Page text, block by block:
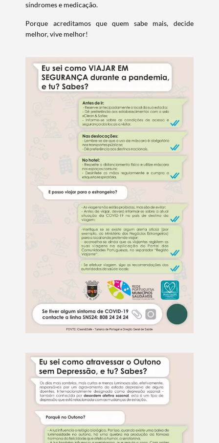
síndromes e medicação.
Porque acreditamos que quem sabe mais, decide
melhor, vive melhor!